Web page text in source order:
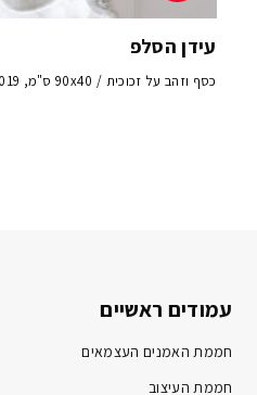
עידן הסלפ
כסף וזהב על זכוכית / 90x40 ס"מ, 2019
עמודים ראשיים
חממת האמנים העצמאים
חממת העיצוב